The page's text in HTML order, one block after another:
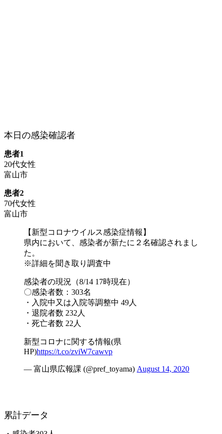
本日の感染確認者
患者1
20代女性
富山市
患者2
70代女性
富山市
【新型コロナウイルス感染症情報】
県内において、感染者が新たに２名確認されまし
た。
※詳細を聞き取り調査中
感染者の現況（8/14 17時現在）
〇感染者数：303名
・入院中又は入院等調整中 49人
・退院者数 232人
・死亡者数 22人
新型コロナに関する情報(県
HP)https://t.co/zviW7cawvp
— 富山県広報課 (@pref_toyama) August 14, 2020
累計データ